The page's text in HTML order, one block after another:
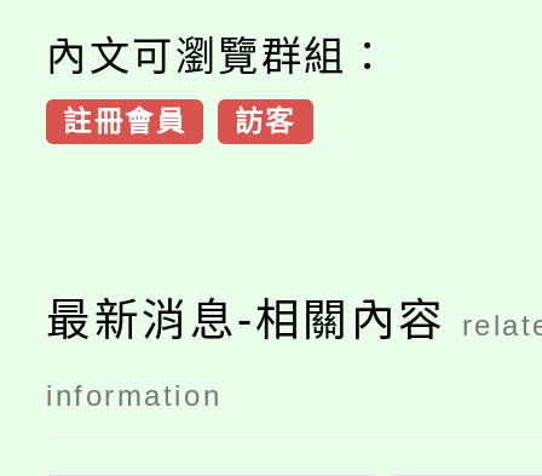
內文可瀏覽群組：
註冊會員 訪客
最新消息-相關內容
information